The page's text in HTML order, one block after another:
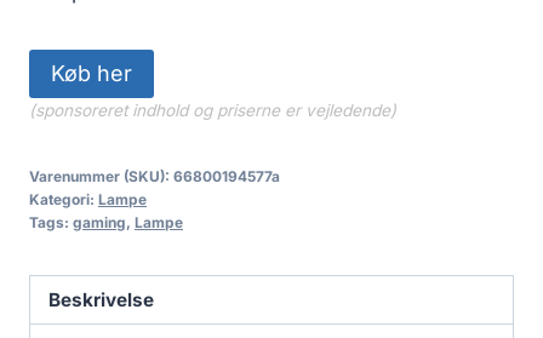
Køb her
(sponsoreret indhold og priserne er vejledende)
Varenummer (SKU): 66800194577a
Kategori: Lampe
Tags: gaming, Lampe
Beskrivelse